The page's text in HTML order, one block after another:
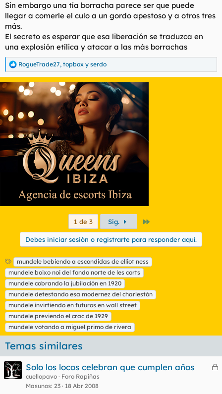
Sin embargo una tía borracha parece ser que puede
llegar a comerle el culo a un gordo apestoso y a otros tres
más.
El secreto es esperar que esa liberación se traduzca en
una explosión etílica y atacar a las más borrachas
R
e
a
c
o
n
s
RogueTrade27, topbox y serdo
1 de 3 Sig.
Debes iniciar sesión o registrarte para responder aquí.
E
t
i
q
u
e
t
a
s
mundele bebiendo a escondidas de elliot ness
mundele boixo noi del fondo norte de les corts
mundele cobrando la jubilación en 1920
mundele detestando esa modernez del charlestón
mundele invirtiendo en futuros en wall street
mundele previendo el crac de 1929
mundele votando a miguel primo de rivera
Temas similares
C
Solo los locos celebran que cumplen años
cuellopavo
Foro Rapiñas
Masunos 23 18 Abr 2008